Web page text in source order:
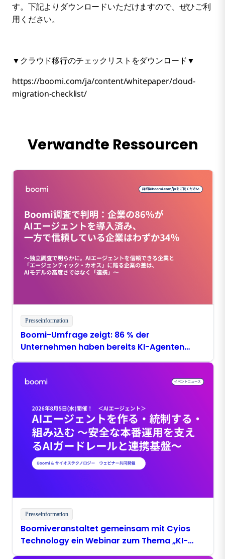
す。下記よりダウンロードいただけますので、ぜひご利
用ください。
▼クラウド移行のチェックリストをダウンロード▼
https://boomi.com/ja/content/whitepaper/cloud-
migration-checklist/
Verwandte Ressourcen
Presseinformation
Boomi-Umfrage zeigt: 86 % der
Unternehmen haben bereits KI-Agenten
eingeführt, doch nur 34 % vertrauen diesen
Presseinformation
Boomiveranstaltet gemeinsam mit Cyios
Technology ein Webinar zum Thema „KI-
Agenten erstellen, steuern und integrieren –